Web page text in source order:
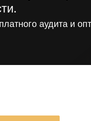
аудита и